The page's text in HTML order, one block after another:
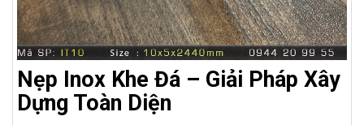
Nẹp Inox Khe Đá – Giải Pháp Xây
Dựng Toàn Diện